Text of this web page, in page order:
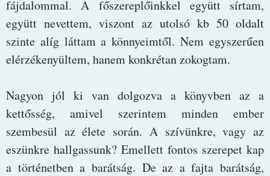
fájdalommal. A főszereplőinkkel együtt sírtam,
együtt nevettem, viszont az utolsó kb 50 oldalt
szinte alíg láttam a könnyeimtől. Nem egyszerűen
elérzékenyültem, hanem konkrétan zokogtam.
Nagyon jól ki van dolgozva a könyvben az a
kettősség, amivel szerintem minden ember
szembesül az élete során. A szívünkre, vagy az
eszünkre hallgassunk? Emellett fontos szerepet kap
a történetben a barátság. De az a fajta barátság,